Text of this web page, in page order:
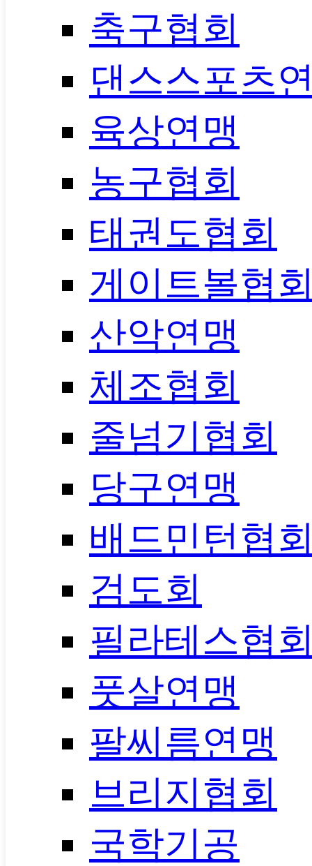
축구협회
댄스스포츠
육상연맹
농구협회
태권도협회
게이트볼협
산악연맹
체조협회
줄넘기협회
당구연맹
배드민턴협
검도회
필라테스협
풋살연맹
팔씨름연맹
브리지협회
국학기공